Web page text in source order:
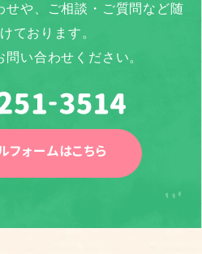
せや、ご相談・ご質問など随
ております。
問い合わせください。
フォームはこちら